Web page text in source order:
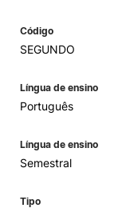
Código
SEGUNDO
Língua de ensino
Português
Língua de ensino
Semestral
Tipo